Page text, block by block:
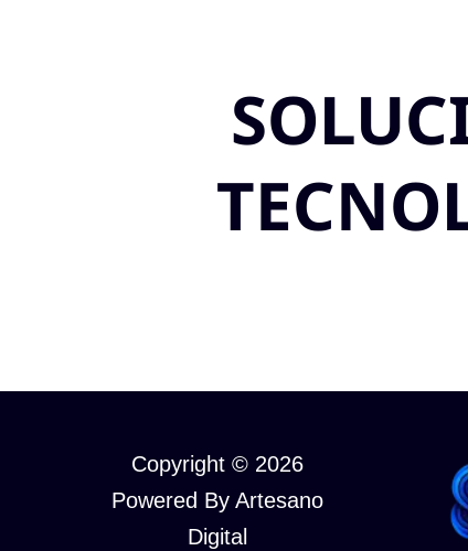
Copyright © 2026
Powered By Artesano
Digital